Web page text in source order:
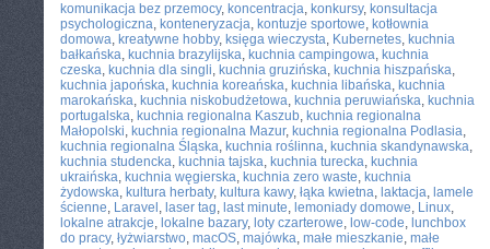
komunikacja bez przemocy, koncentracja, konkursy, konsultacja
psychologiczna, konteneryzacja, kontuzje sportowe, kotłownia
domowa, kreatywne hobby, księga wieczysta, Kubernetes, kuchnia
bałkańska, kuchnia brazylijska, kuchnia campingowa, kuchnia
czeska, kuchnia dla singli, kuchnia gruzińska, kuchnia hiszpańska,
kuchnia japońska, kuchnia koreańska, kuchnia libańska, kuchnia
marokańska, kuchnia niskobudżetowa, kuchnia peruwiańska, kuchnia
portugalska, kuchnia regionalna Kaszub, kuchnia regionalna
Małopolski, kuchnia regionalna Mazur, kuchnia regionalna Podlasia,
kuchnia regionalna Śląska, kuchnia roślinna, kuchnia skandynawska,
kuchnia studencka, kuchnia tajska, kuchnia turecka, kuchnia
ukraińska, kuchnia węgierska, kuchnia zero waste, kuchnia
żydowska, kultura herbaty, kultura kawy, łąka kwietna, laktacja, lamele
ścienne, Laravel , laser tag, last minute, lemoniady domowe, Linux,
lokalne atrakcje, lokalne bazary, loty czarterowe, low-code, lunchbox
do pracy, łyżwiarstwo, macOS, majówka, małe mieszkanie, małe